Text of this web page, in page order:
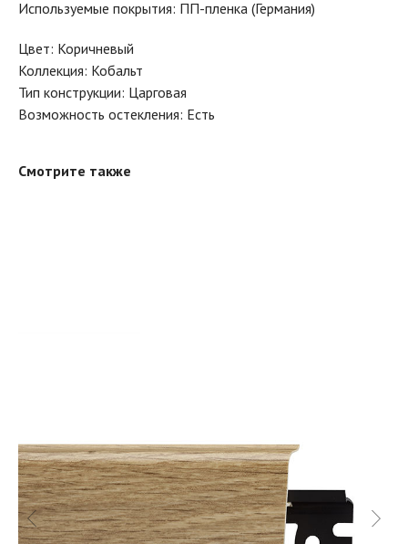
Используемые покрытия: ПП-пленка (Германия)
Цвет: Коричневый
Коллекция: Кобальт
Тип конструкции: Царговая
Возможность остекления: Есть
Смотрите также